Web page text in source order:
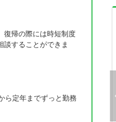
復帰の際には時短制度
談することができま
ら定年までずっと勤務